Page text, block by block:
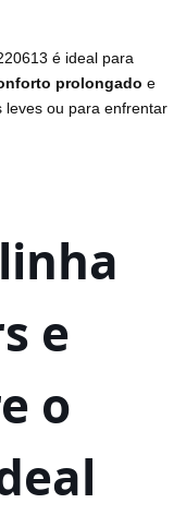
é ideal para
prolongado e
leves ou para enfrentar
e
o